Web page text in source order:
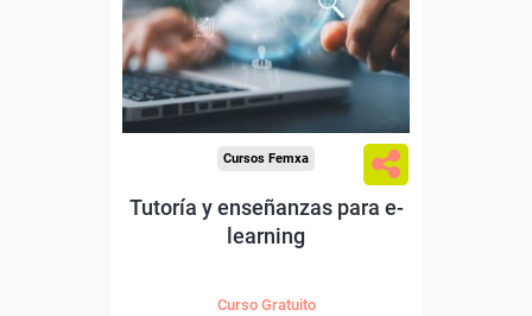
trabajadores y autónomos.
Sector
-Educación.
Cursos Femxa
Tutoría y enseñanzas para e-
learning
Curso Gratuito